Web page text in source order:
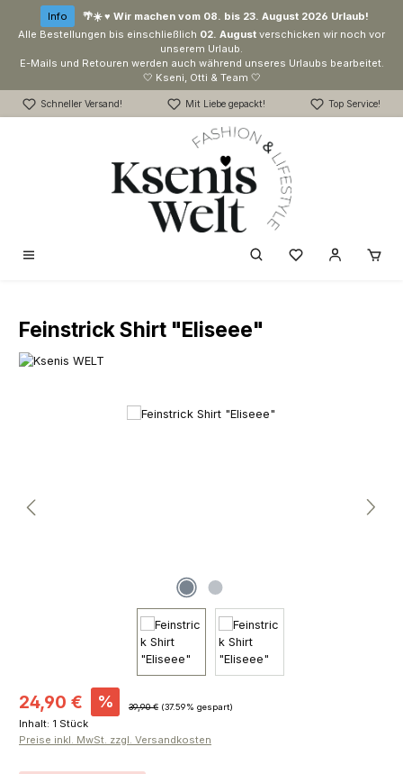
Zum Hauptinhalt springen
Info
🌴☀️ ♥ Wir machen vom 08. bis 23. August 2026 Urlaub!
Alle Bestellungen bis einschließlich 02. August verschicken wir noch vor
unserem Urlaub.
E-Mails und Retouren werden auch während unseres Urlaubs bearbeitet.
🤍 Kseni, Otti & Team 🤍
Schneller Versand! Mit Liebe gepackt! Top Service!
Du hast 0
Feinstrick Shirt "Eliseee"
Bildergalerie überspringen
Verkaufspreis:
24,90 € % Regulärer Preis:
39,90 € (37.59% gespart)
Inhalt: 1 Stück
Preise inkl. MwSt. zzgl. Versandkosten